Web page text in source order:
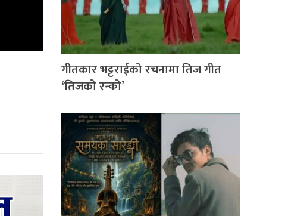
गीतकार भट्टराईको रचनामा तिज गीत
‘तिजको रन्को’